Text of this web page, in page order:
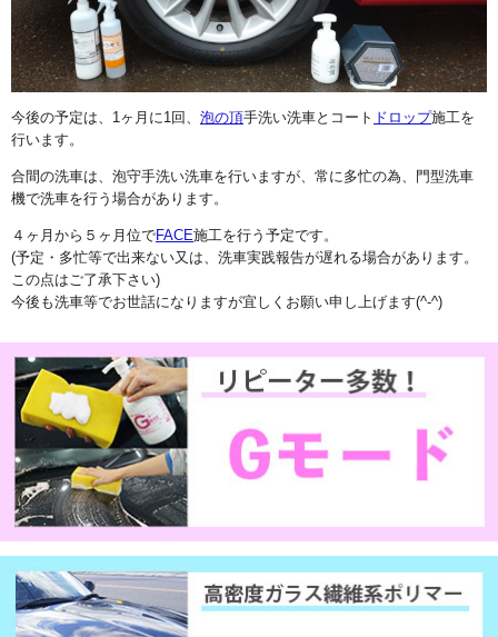
今後の予定は、1ヶ月に1回、 泡の頂手洗い洗車とコート ドロップ施工を
行います。
合間の洗車は、泡守手洗い洗車を行いますが、常に多忙の為、門型洗車
機で洗車を行う場合があります。
４ヶ月から５ヶ月位でFACE施工を行う予定です。
(予定・多忙等で出来ない又は、洗車実践報告が遅れる場合があります。
この点はご了承下さい)
今後も洗車等でお世話になりますが宜しくお願い申し上げます(^-^)